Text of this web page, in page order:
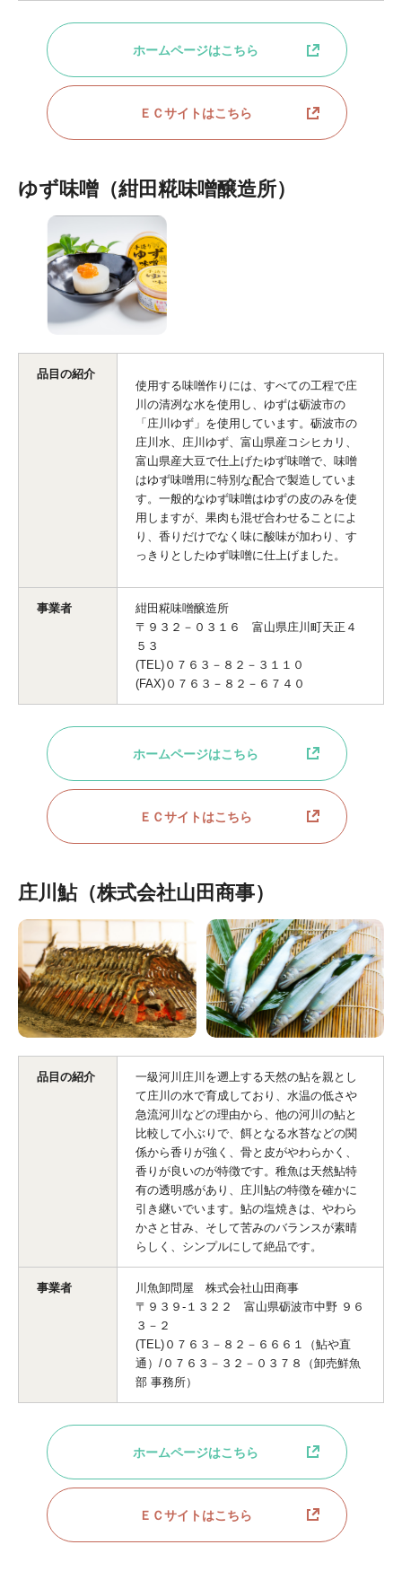
ホームページはこちら
ＥＣサイトはこちら
ゆず味噌（紺田糀味噌醸造所）
品目の紹介
使用する味噌作りには、すべての工程で庄
川の清冽な水を使用し、ゆずは砺波市の
「庄川ゆず」を使用しています。砺波市の
庄川水、庄川ゆず、富山県産コシヒカリ、
富山県産大豆で仕上げたゆず味噌で、味噌
はゆず味噌用に特別な配合で製造していま
す。一般的なゆず味噌はゆずの皮のみを使
用しますが、果肉も混ぜ合わせることによ
り、香りだけでなく味に酸味が加わり、す
っきりとしたゆず味噌に仕上げました。
事業者
紺田糀味噌醸造所
〒９３２－０３１６ 富山県庄川町天正４
５３
(TEL)０７６３－８２－３１１０
(FAX)０７６３－８２－６７４０
ホームページはこちら
ＥＣサイトはこちら
庄川鮎（株式会社山田商事）
品目の紹介
一級河川庄川を遡上する天然の鮎を親とし
て庄川の水で育成しており、水温の低さや
急流河川などの理由から、他の河川の鮎と
比較して小ぶりで、餌となる水苔などの関
係から香りが強く、骨と皮がやわらかく、
香りが良いのが特徴です。稚魚は天然鮎特
有の透明感があり、庄川鮎の特徴を確かに
引き継いでいます。鮎の塩焼きは、やわら
かさと甘み、そして苦みのバランスが素晴
らしく、シンプルにして絶品です。
事業者
川魚卸問屋 株式会社山田商事
〒９３９-１３２２ 富山県砺波市中野 ９６
３－２
(TEL)０７６３－８２－６６６１（鮎や直
通）/０７６３－３２－０３７８（卸売鮮魚
部 事務所）
ホームページはこちら
ＥＣサイトはこちら